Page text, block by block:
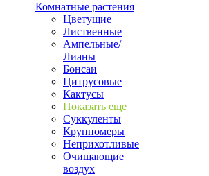
Комнатные растения
Цветущие
Лиственные
Ампельные/
Лианы
Бонсаи
Цитрусовые
Кактусы
Показать еще
Суккуленты
Крупномеры
Неприхотливые
Очищающие
воздух